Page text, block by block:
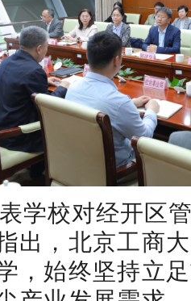
学校对经开区
出，北京工商
，始终坚持立